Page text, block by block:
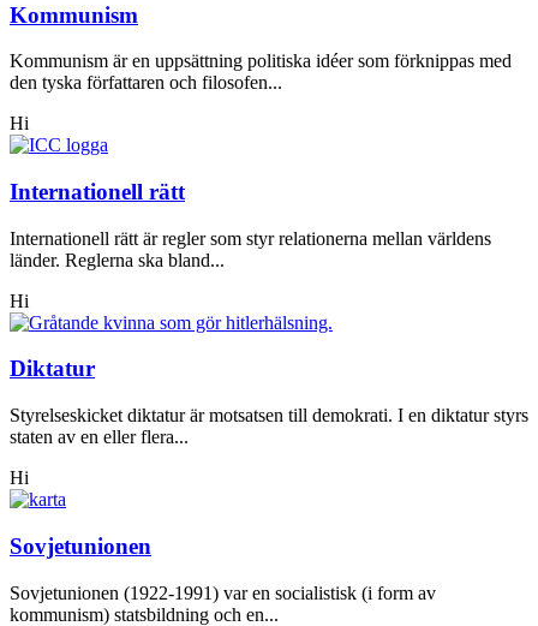
Kommunism
Kommunism är en uppsättning politiska idéer som förknippas med
den tyska författaren och filosofen...
Hi
Internationell rätt
Internationell rätt är regler som styr relationerna mellan världens
länder. Reglerna ska bland...
Hi
Diktatur
Styrelseskicket diktatur är motsatsen till demokrati. I en diktatur styrs
staten av en eller flera...
Hi
Sovjetunionen
Sovjetunionen (1922-1991) var en socialistisk (i form av
kommunism) statsbildning och en...